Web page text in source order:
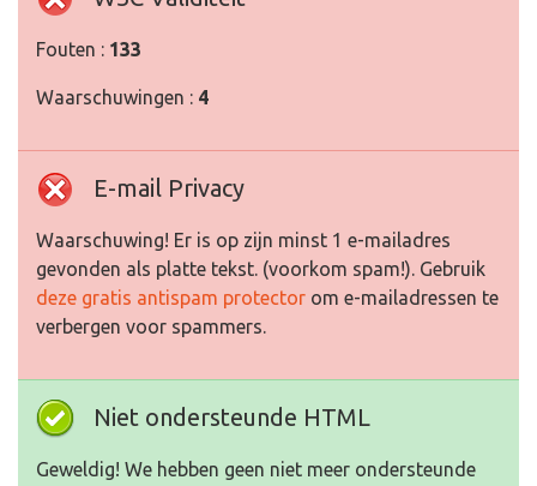
Fouten : 133
Waarschuwingen : 4
E-mail Privacy
Waarschuwing! Er is op zijn minst 1 e-mailadres
gevonden als platte tekst. (voorkom spam!). Gebruik
deze gratis antispam protector om e-mailadressen te
verbergen voor spammers.
Niet ondersteunde HTML
Geweldig! We hebben geen niet meer ondersteunde